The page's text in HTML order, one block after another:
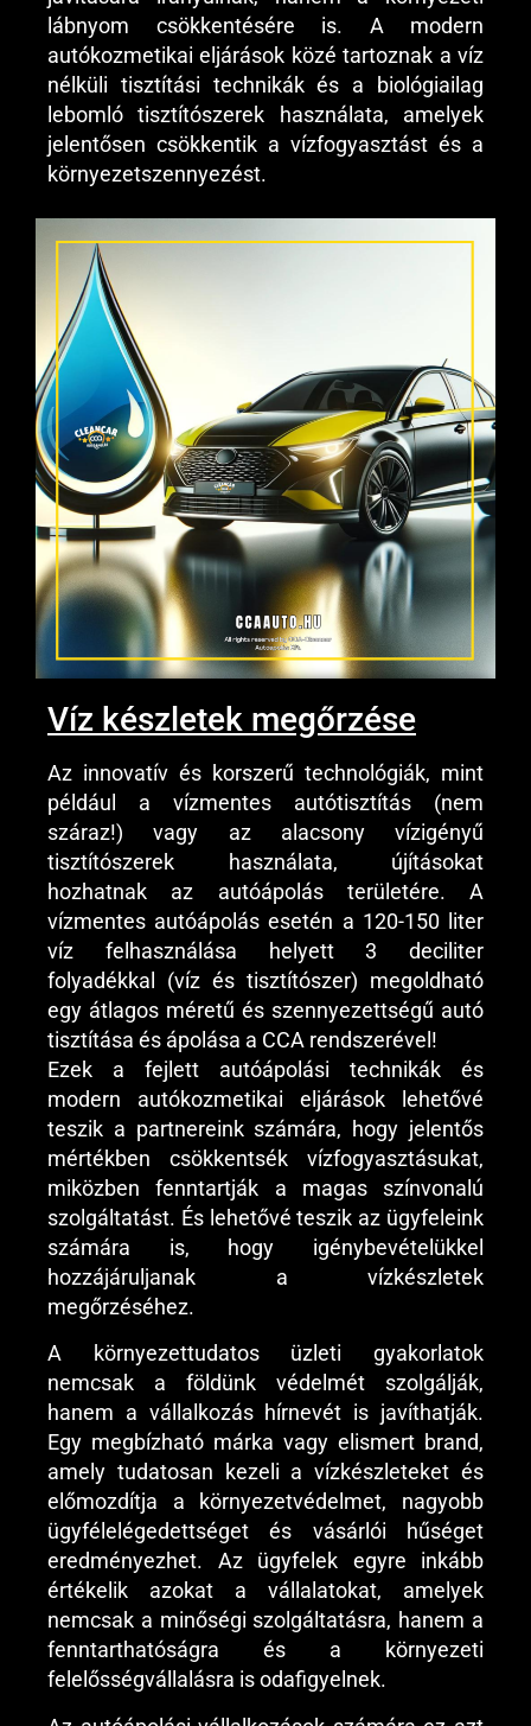
lábnyom csökkentésére is. A modern
autókozmetikai eljárások közé tartoznak a víz
nélküli tisztítási technikák és a biológiailag
lebomló tisztítószerek használata, amelyek
jelentősen csökkentik a vízfogyasztást és a
környezetszennyezést.
Víz készletek megőrzése
Az innovatív és korszerű technológiák, mint
például a vízmentes autótisztítás (nem
száraz!) vagy az alacsony vízigényű
tisztítószerek használata, újításokat
hozhatnak az autóápolás területére. A
vízmentes autóápolás esetén a 120-150 liter
víz felhasználása helyett 3 deciliter
folyadékkal (víz és tisztítószer) megoldható
egy átlagos méretű és szennyezettségű autó
tisztítása és ápolása a CCA rendszerével!
Ezek a fejlett autóápolási technikák és
modern autókozmetikai eljárások lehetővé
teszik a partnereink számára, hogy jelentős
mértékben csökkentsék vízfogyasztásukat,
miközben fenntartják a magas színvonalú
szolgáltatást. És lehetővé teszik az ügyfeleink
számára is, hogy igénybevételükkel
hozzájáruljanak a vízkészletek
megőrzéséhez.
A környezettudatos üzleti gyakorlatok
nemcsak a földünk védelmét szolgálják,
hanem a vállalkozás hírnevét is javíthatják.
Egy megbízható márka vagy elismert brand,
amely tudatosan kezeli a vízkészleteket és
előmozdítja a környezetvédelmet, nagyobb
ügyfélelégedettséget és vásárlói hűséget
eredményezhet. Az ügyfelek egyre inkább
értékelik azokat a vállalatokat, amelyek
nemcsak a minőségi szolgáltatásra, hanem a
fenntarthatóságra és a környezeti
felelősségvállalásra is odafigyelnek.